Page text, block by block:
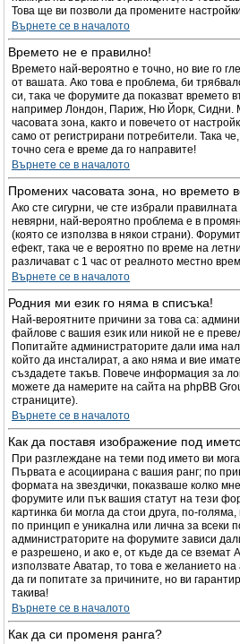
Това ще ви позволи да промените
Върнете се в началото
Времето не е правилно!
Времето най-вероятно е точно, но вие го
от вашата. Ако това е проблема, би
си, така че форумите да показват времето
например Лондон, Париж, Ню Йорк, Сидни.
часовата зона, както и повечето от
само от регистрирани потребители. Така
точно сега е време да го направите!
Върнете се в началото
Промених часовата зона, но времето
Ако сте сигурни, че сте избрали
невярни, най-вероятно проблема е в
(която се използва в някои страни).
ефект, така че е вероятно по време на
различават с 1 час от реалното местно
Върнете се в началото
Родния ми език го няма в списъка!
Най-вероятните причини за това са:
файлове с вашия език или никой не е
Попитайте администраторите дали има
който да инсталират, а ако няма и вие
създадете такъв. Повече информация за
можете да намерите на сайта на phpBB
страниците).
Върнете се в началото
Как да поставя изображение под
При разглеждане на теми под името ви
Първата е асоциирана с вашия ранг; по
формата на звездички, показваше колко
форумите или пък вашия статут на тези
картинка би могла да стои друга, по-
по принцип е уникална или лична за всеки
администраторите на форумите зависи
е разрешено, и ако е, от къде да се вземат
използвате Аватар, то това е желанието
да ги попитате за причините, но ви
такива!
Върнете се в началото
Как да си променя ранга?